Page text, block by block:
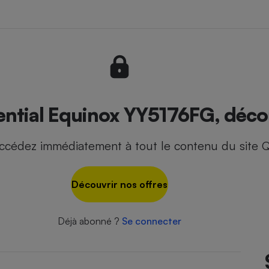
Equinox YY5176FG,
immédiatement à tout le contenu du site
Découvrir nos offres
Déjà abonné ? Se connecter
Ordinateur portable
Poêle à granulés